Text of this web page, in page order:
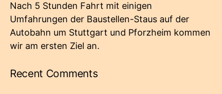
Nach 5 Stunden Fahrt mit einigen
Umfahrungen der Baustellen-Staus auf der
Autobahn um Stuttgart und Pforzheim kommen
wir am ersten Ziel an.
Recent Comments